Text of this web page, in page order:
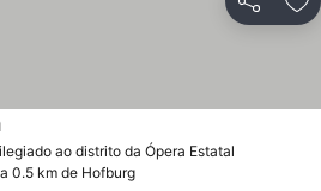
Partilhar
ao distrito da Ópera Estatal
a 0.5 km de Hofburg